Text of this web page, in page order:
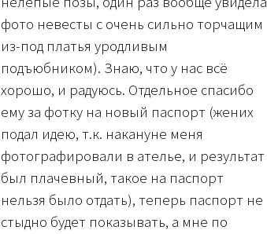
фото невесты с очень сильно торчащим
из-под платья уродливым
подъюбником). Знаю, что у нас всё
хорошо, и радуюсь. Отдельное спасибо
ему за фотку на новый паспорт (жених
подал идею, т.к. накануне меня
фотографировали в ателье, и результат
был плачевный, такое на паспорт
нельзя было отдать), теперь паспорт не
стыдно будет показывать, а мне по